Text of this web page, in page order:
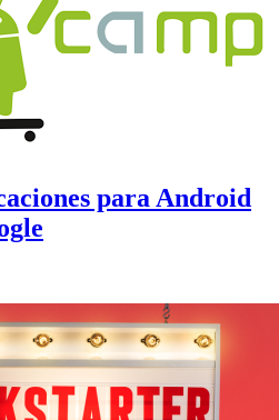
para Android